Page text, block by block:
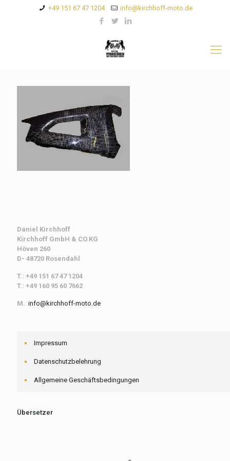
+49 151 67 47 1204 info@kirchhoff-moto.de
Daniel Kirchhoff
Kirchhoff GmbH & CO.KG
Höven 260
D- 48720 Rosendahl
T.: +49 151 67 47 1204
T.: +49 160 95 60 7662
M.: info@kirchhoff-moto.de
Impressum
Datenschutzbelehrung
Allgemeine Geschäftsbedingungen
Übersetzer